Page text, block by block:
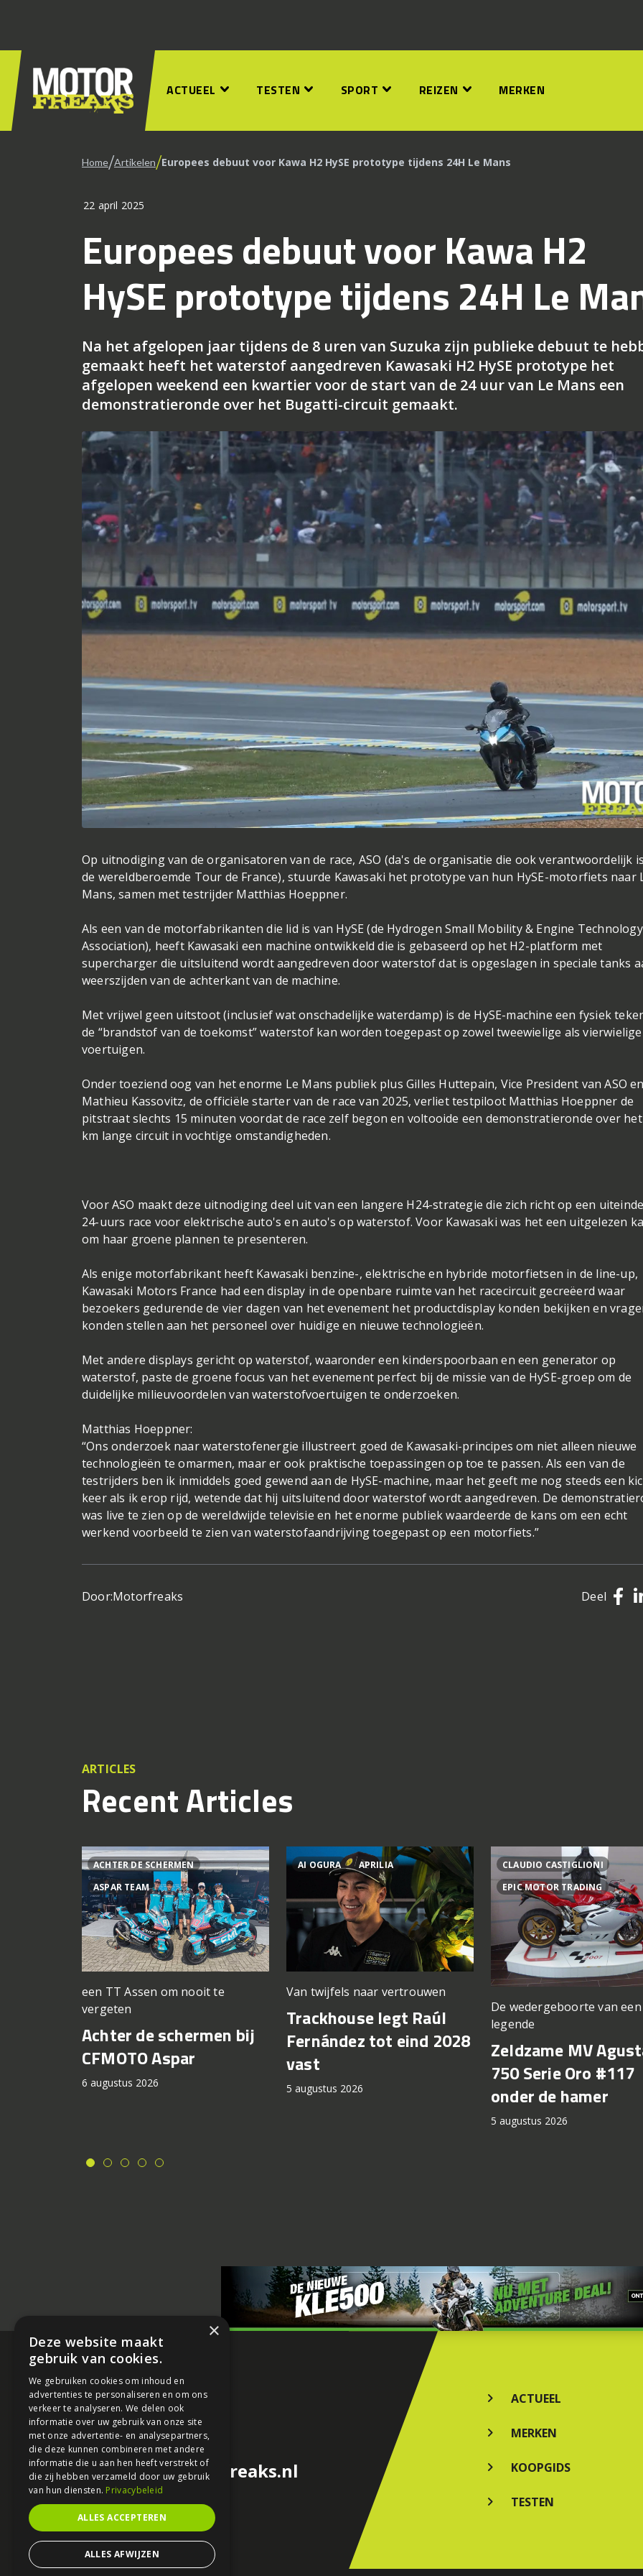
ACTUEEL TESTEN SPORT REIZEN MERKEN
Home/Artikelen/Europees debuut voor Kawa H2 HySE prototype tijdens 24H Le Mans
22 april 2025
Europees debuut voor Kawa H2
HySE prototype tijdens 24H Le
Na het afgelopen jaar tijdens de 8 uren van Suzuka zijn publieke debuut te
gemaakt heeft het waterstof aangedreven Kawasaki H2 HySE prototype het
afgelopen weekend een kwartier voor de start van de 24 uur van Le Mans een
demonstratieronde over het Bugatti-circuit gemaakt.
Op uitnodiging van de organisatoren van de race, ASO (da's de organisatie die ook verantwoordelijk
de wereldberoemde Tour de France), stuurde Kawasaki het prototype van hun HySE-motorfiets naar
Mans, samen met testrijder Matthias Hoeppner.
Als een van de motorfabrikanten die lid is van HySE (de Hydrogen Small Mobility & Engine Technology
Association), heeft Kawasaki een machine ontwikkeld die is gebaseerd op het H2-platform met
supercharger die uitsluitend wordt aangedreven door waterstof dat is opgeslagen in speciale tanks
weerszijden van de achterkant van de machine.
Met vrijwel geen uitstoot (inclusief wat onschadelijke waterdamp) is de HySE-machine een fysiek
de “brandstof van de toekomst” waterstof kan worden toegepast op zowel tweewielige als vierwielige
voertuigen.
Onder toeziend oog van het enorme Le Mans publiek plus Gilles Huttepain, Vice President van ASO en
Mathieu Kassovitz, de officiële starter van de race van 2025, verliet testpiloot Matthias Hoeppner de
pitstraat slechts 15 minuten voordat de race zelf begon en voltooide een demonstratieronde over het
km lange circuit in vochtige omstandigheden.
Voor ASO maakt deze uitnodiging deel uit van een langere H24-strategie die zich richt op een
24-uurs race voor elektrische auto's en auto's op waterstof. Voor Kawasaki was het een uitgelezen
om haar groene plannen te presenteren.
Als enige motorfabrikant heeft Kawasaki benzine-, elektrische en hybride motorfietsen in de line-up,
Kawasaki Motors France had een display in de openbare ruimte van het racecircuit gecreëerd waar
bezoekers gedurende de vier dagen van het evenement het productdisplay konden bekijken en
konden stellen aan het personeel over huidige en nieuwe technologieën.
Met andere displays gericht op waterstof, waaronder een kinderspoorbaan en een generator op
waterstof, paste de groene focus van het evenement perfect bij de missie van de HySE-groep om de
duidelijke milieuvoordelen van waterstofvoertuigen te onderzoeken.
Matthias Hoeppner:
“Ons onderzoek naar waterstofenergie illustreert goed de Kawasaki-principes om niet alleen nieuwe
technologieën te omarmen, maar er ook praktische toepassingen op toe te passen. Als een van de
testrijders ben ik inmiddels goed gewend aan de HySE-machine, maar het geeft me nog steeds een
keer als ik erop rijd, wetende dat hij uitsluitend door waterstof wordt aangedreven. De
was live te zien op de wereldwijde televisie en het enorme publiek waardeerde de kans om een echt
werkend voorbeeld te zien van waterstofaandrijving toegepast op een motorfiets.”
Door:Motorfreaks Deel
ARTICLES
Recent Articles
ACHTER DE SCHERMEN
ASPAR TEAM
een TT Assen om nooit te
vergeten
Achter de schermen bij
CFMOTO Aspar
6 augustus 2026
AI OGURA APRILIA
Van twijfels naar vertrouwen
Trackhouse legt Raúl
Fernández tot eind 2028
vast
5 augustus 2026
CLAUDIO CASTIGLIONI
EPIC MOTOR TRADING
De wedergeboorte van een
legende
Zeldzame MV
750 Serie Oro #117
onder de hamer
5 augustus 2026
redactie@motorfreaks.nl
ACTUEEL
MERKEN
KOOPGIDS
TESTEN
×
Deze website maakt
gebruik van cookies.
We gebruiken cookies om inhoud en
advertenties te personaliseren en om ons
verkeer te analyseren. We delen ook
informatie over uw gebruik van onze site
met onze advertentie- en analysepartners,
die deze kunnen combineren met andere
informatie die u aan hen heeft verstrekt of
die zij hebben verzameld door uw gebruik
van hun diensten. Privacybeleid
ALLES ACCEPTEREN
ALLES AFWIJZEN